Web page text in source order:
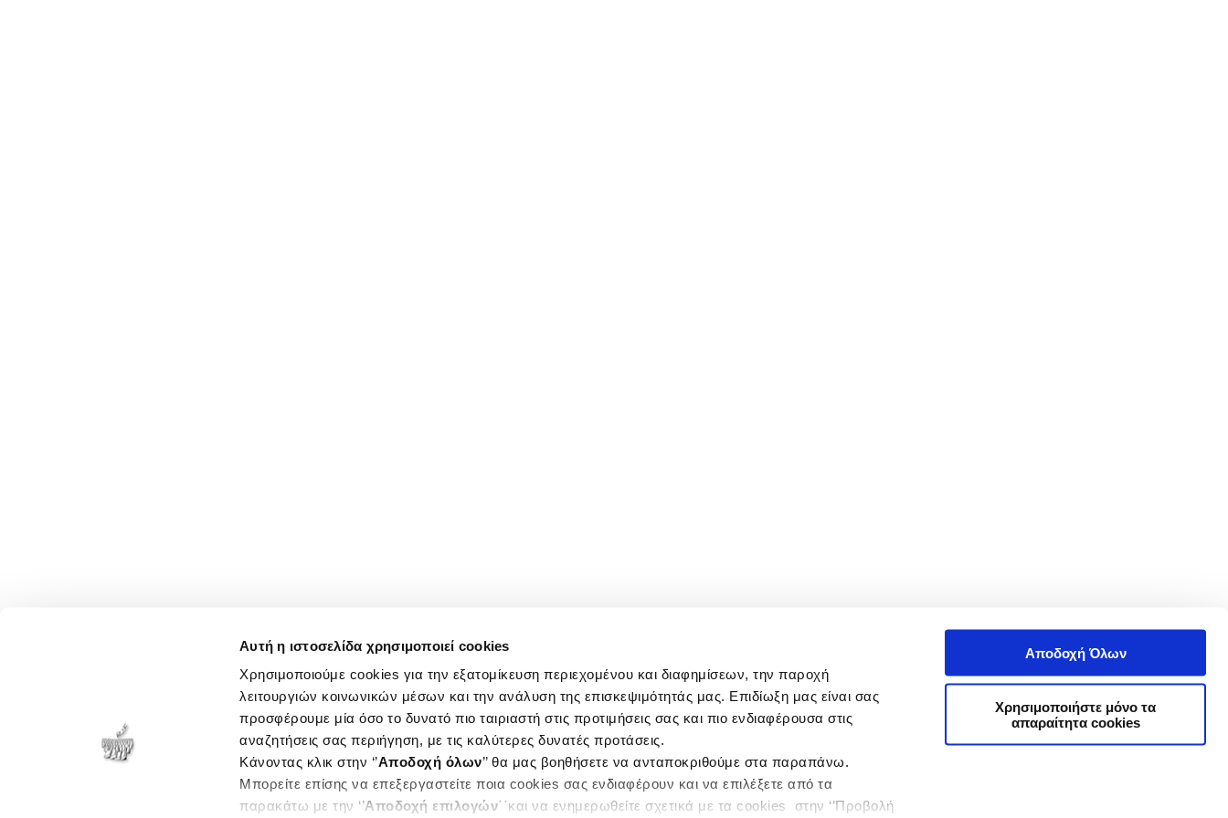
Αυτή η ιστοσελίδα χρησιμοποιεί cookies
Χρησιμοποιούμε cookies για την εξατομίκευση περιεχομένου και διαφημίσεων, την παροχή
λειτουργιών κοινωνικών μέσων και την ανάλυση της επισκεψιμότητάς μας. Επιδίωξη μας είναι σας
προσφέρουμε μία όσο το δυνατό πιο ταιριαστή στις προτιμήσεις σας και πιο ενδιαφέρουσα στις
αναζητήσεις σας περιήγηση, με τις καλύτερες δυνατές προτάσεις.
Κάνοντας κλικ στην ‘’Αποδοχή όλων’’ θα μας βοηθήσετε να ανταποκριθούμε στα παραπάνω.
Μπορείτε επίσης να επεξεργαστείτε ποια cookies σας ενδιαφέρουν και να επιλέξετε από τα
παρακάτω με την ‘’Αποδοχή επιλογών΄΄και να ενημερωθείτε σχετικά με τα cookies στην ‘’Προβολή
Αποδοχή Όλων
Χρησιμοποιήστε μόνο τα
απαραίτητα cookies